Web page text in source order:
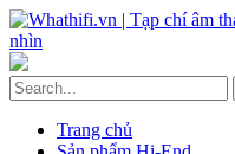
Trang chủ